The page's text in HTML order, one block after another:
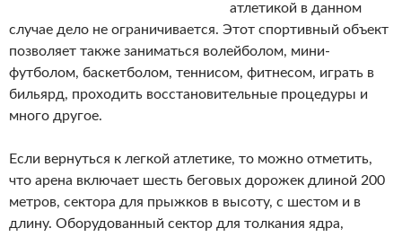
атлетикой в данном
случае дело не ограничивается. Этот спортивный объект
позволяет также заниматься волейболом, мини-
футболом, баскетболом, теннисом, фитнесом, играть в
бильярд, проходить восстановительные процедуры и
много другое.
Если вернуться к легкой атлетике, то можно отметить,
что арена включает шесть беговых дорожек длиной 200
метров, сектора для прыжков в высоту, с шестом и в
длину. Оборудованный сектор для толкания ядра,